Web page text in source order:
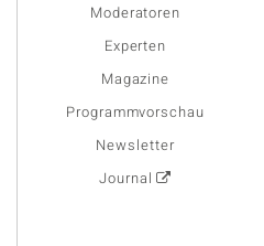
Moderatoren
Experten
Magazine
Programmvorschau
Newsletter
Journal